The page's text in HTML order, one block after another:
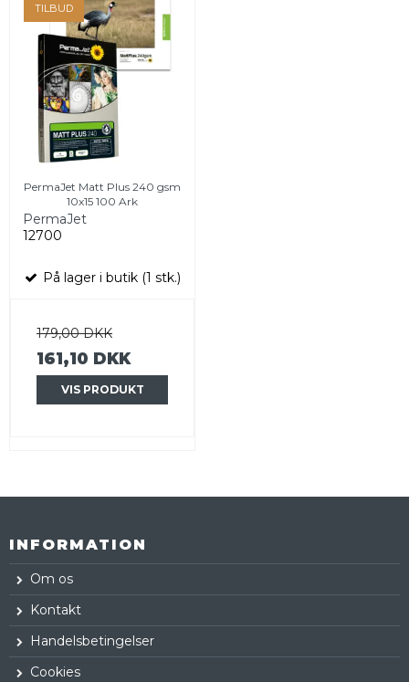
TILBUD
PermaJet Matt Plus 240 gsm
10x15 100 Ark
PermaJet
12700
På lager i butik (1 stk.)
179,00 DKK
161,10 DKK
VIS PRODUKT
INFORMATION
Om os
Kontakt
Handelsbetingelser
Cookies